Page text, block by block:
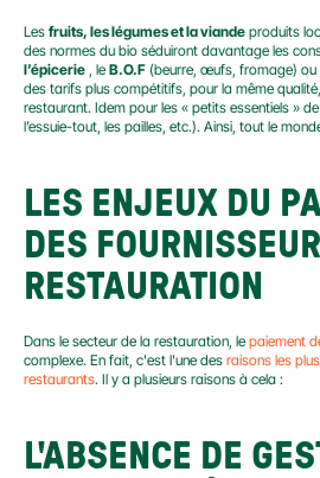
Les fruits, les légumes et la viande produits
l’épicerie , le B.O.F (beurre, œufs, fromage) ou
des tarifs plus compétitifs, pour la même
restaurant. Idem pour les « petits essentiels »
l’essuie-tout, les pailles, etc.). Ainsi, tout le
LES ENJEUX DU
DES
RESTAURATION
Dans le secteur de la restauration, le paiement
complexe. En fait, c'est l'une des raisons les
restaurants. Il y a plusieurs raisons à cela :
L'ABSENCE DE